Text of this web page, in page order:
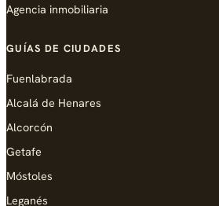
Agencia inmobiliaria
GUÍAS DE CIUDADES
Fuenlabrada
Alcalá de Henares
Alcorcón
Getafe
Móstoles
Leganés